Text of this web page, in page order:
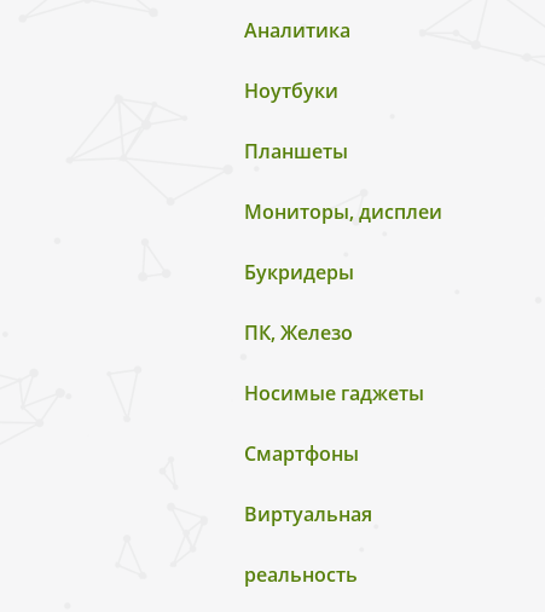
Аналитика
Ноутбуки
Планшеты
Мониторы, дисплеи
Букридеры
ПК, Железо
Носимые гаджеты
Смартфоны
Виртуальная
реальность